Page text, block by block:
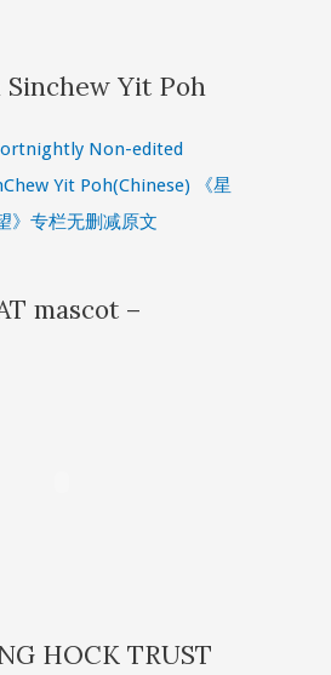
Yit Poh
Non-edited
Yit Poh(Chinese) 《星
》专栏无删减原文
mascot –
HOCK TRUST